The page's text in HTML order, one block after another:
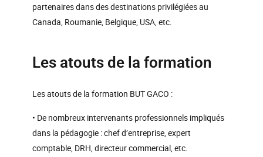
partenaires dans des destinations privilégiées au
Canada, Roumanie, Belgique, USA, etc.
Les atouts de la formation
Les atouts de la formation BUT GACO :
• De nombreux intervenants professionnels impliqués
dans la pédagogie : chef d’entreprise, expert
comptable, DRH, directeur commercial, etc.